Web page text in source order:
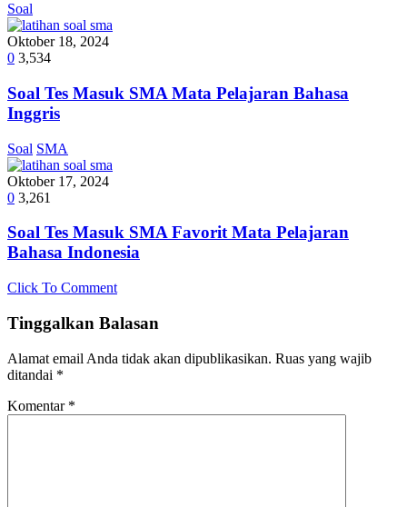
Soal
Oktober 18, 2024
0 3,534
Soal Tes Masuk SMA Mata Pelajaran Bahasa
Inggris
Soal SMA
Oktober 17, 2024
0 3,261
Soal Tes Masuk SMA Favorit Mata Pelajaran
Bahasa Indonesia
Click To Comment
Tinggalkan Balasan
Alamat email Anda tidak akan dipublikasikan. Ruas yang wajib
ditandai *
Komentar *